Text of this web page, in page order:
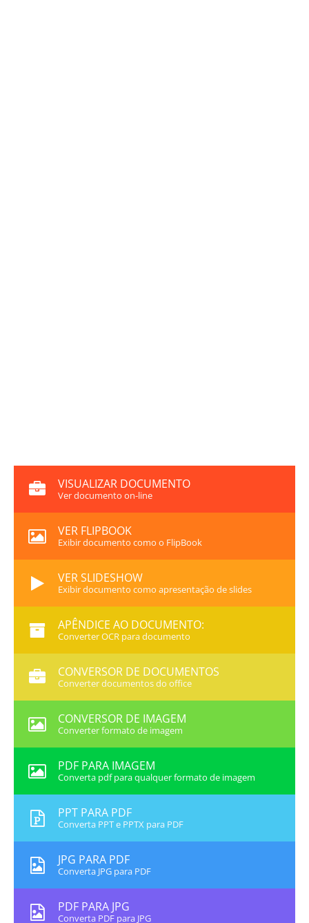
VISUALIZAR DOCUMENTO
Ver documento on-line
VER FLIPBOOK
Exibir documento como o FlipBook
VER SLIDESHOW
Exibir documento como apresentação de slides
APÊNDICE AO DOCUMENTO:
Converter OCR para documento
CONVERSOR DE DOCUMENTOS
Converter documentos do office
CONVERSOR DE IMAGEM
Converter formato de imagem
PDF PARA IMAGEM
Converta pdf para qualquer formato de imagem
PPT PARA PDF
Converta PPT e PPTX para PDF
JPG PARA PDF
Converta JPG para PDF
PDF PARA JPG
Converta PDF para JPG